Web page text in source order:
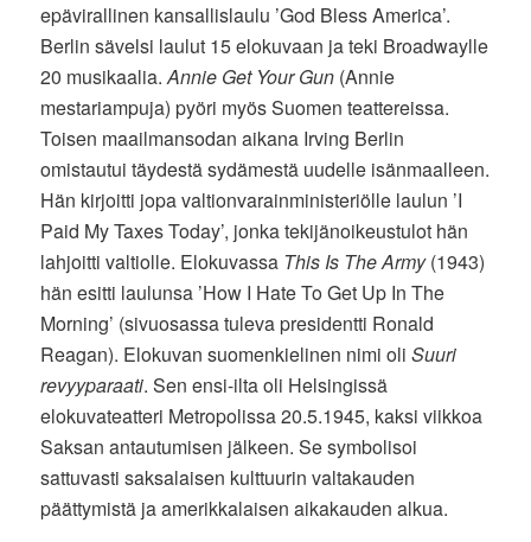
epävirallinen kansallislaulu ’God Bless America’.
Berlin sävelsi laulut 15 elokuvaan ja teki Broadwaylle
20 musikaalia.Annie Get Your Gun (Annie
mestariampuja) pyöri myös Suomen teattereissa.
Toisen maailmansodan aikana Irving Berlin
omistautui täydestä sydämestä uudelle isänmaalleen.
Hän kirjoitti jopa valtionvarainministeriölle laulun ’I
Paid My Taxes Today’, jonka tekijänoikeustulot hän
lahjoitti valtiolle. Elokuvassa This Is The Army(1943)
hän esitti laulunsa ’How I Hate To Get Up In The
Morning’ (sivuosassa tuleva presidentti Ronald
Reagan). Elokuvan suomenkielinen nimi oliSuuri
revyyparaati. Sen ensi-ilta oli Helsingissä
elokuvateatteri Metropolissa 20.5.1945, kaksi viikkoa
Saksan antautumisen jälkeen. Se symbolisoi
sattuvasti saksalaisen kulttuurin valtakauden
päättymistä ja amerikkalaisen aikakauden alkua.